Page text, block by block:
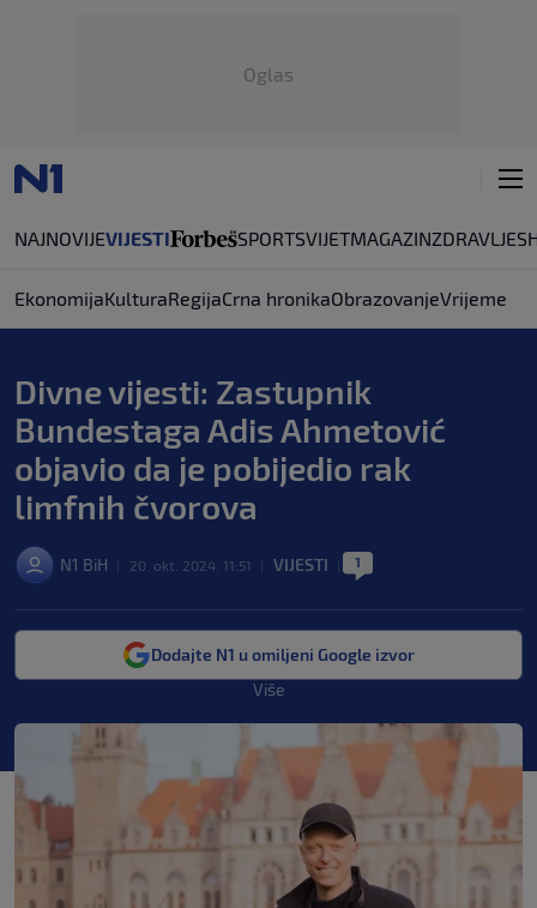
Oglas
NAJNOVIJEVIJESTI SPORTSVIJETMAGAZINZDRAVLJE
EkonomijaKulturaRegijaCrna hronikaObrazovanjeVrijeme
Divne vijesti: Zastupnik
Bundestaga Adis Ahmetović
objavio da je pobijedio rak
limfnih čvorova
N1 BiH 20. okt. 2024. 11:51 VIJESTI 1
Dodajte N1 u omiljeni Google izvor
Više